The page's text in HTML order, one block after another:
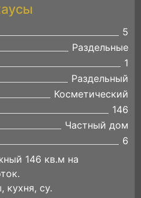
5
Раздельные
1
Раздельный
Косметический
146
Частный дом
6
146 кв.м на
су.